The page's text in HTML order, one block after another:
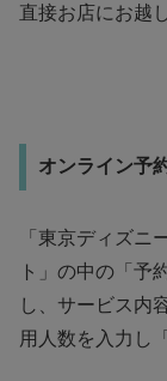
直接お店にお越
オンライン予
「東京ディズニ
ト」の中の「予
し、サービス内
用人数を入力し